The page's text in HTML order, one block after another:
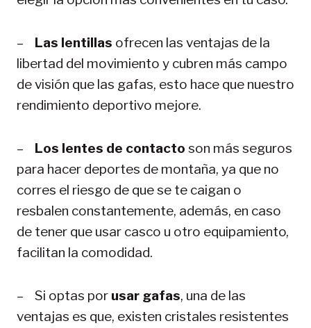
– Las lentillas ofrecen las ventajas de la
libertad del movimiento y cubren más campo
de visión que las gafas, esto hace que nuestro
rendimiento deportivo mejore.
– Los lentes de contacto son más seguros
para hacer deportes de montaña, ya que no
corres el riesgo de que se te caigan o
resbalen constantemente, además, en caso
de tener que usar casco u otro equipamiento,
facilitan la comodidad.
– Si optas por usar gafas, una de las
ventajas es que, existen cristales resistentes